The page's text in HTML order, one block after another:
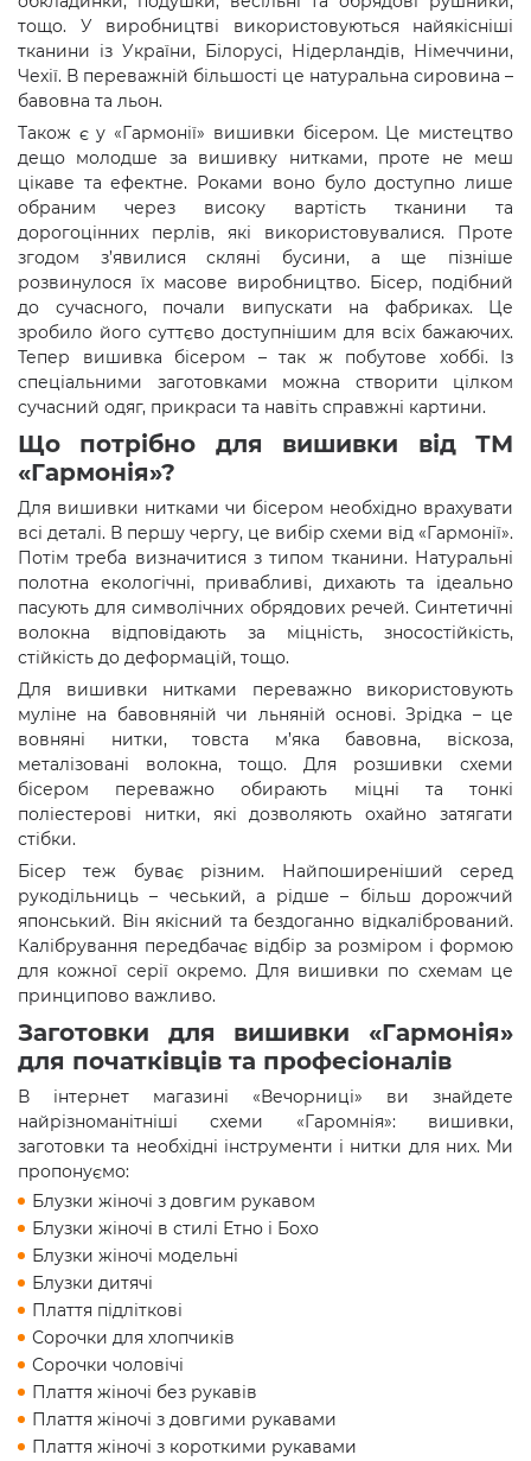
тощо. У виробництві використовуються найякісніші
тканини із України, Білорусі, Нідерландів, Німеччини,
Чехії. В переважній більшості це натуральна сировина –
бавовна та льон.
Також є у «Гармонії» вишивки бісером. Це мистецтво
дещо молодше за вишивку нитками, проте не меш
цікаве та ефектне. Роками воно було доступно лише
обраним через високу вартість тканини та
дорогоцінних перлів, які використовувалися. Проте
згодом з’явилися скляні бусини, а ще пізніше
розвинулося їх масове виробництво. Бісер, подібний
до сучасного, почали випускати на фабриках. Це
зробило його суттєво доступнішим для всіх бажаючих.
Тепер вишивка бісером – так ж побутове хоббі. Із
спеціальними заготовками можна створити цілком
сучасний одяг, прикраси та навіть справжні картини.
Що потрібно для вишивки від ТМ
«Гармонія»?
Для вишивки нитками чи бісером необхідно врахувати
всі деталі. В першу чергу, це вибір схеми від «Гармонії».
Потім треба визначитися з типом тканини. Натуральні
полотна екологічні, привабливі, дихають та ідеально
пасують для символічних обрядових речей. Синтетичні
волокна відповідають за міцність, зносостійкість,
стійкість до деформацій, тощо.
Для вишивки нитками переважно використовують
муліне на бавовняній чи льняній основі. Зрідка – це
вовняні нитки, товста м’яка бавовна, віскоза,
металізовані волокна, тощо. Для розшивки схеми
бісером переважно обирають міцні та тонкі
поліестерові нитки, які дозволяють охайно затягати
стібки.
Бісер теж буває різним. Найпоширеніший серед
рукодільниць – чеський, а рідше – більш дорожчий
японський. Він якісний та бездоганно відкалібрований.
Калібрування передбачає відбір за розміром і формою
для кожної серії окремо. Для вишивки по схемам це
принципово важливо.
Заготовки для вишивки «Гармонія»
для початківців та професіоналів
В інтернет магазині «Вечорниці» ви знайдете
найрізноманітніші схеми «Гаромнія»: вишивки,
заготовки та необхідні інструменти і нитки для них. Ми
пропонуємо:
Блузки жіночі з довгим рукавом
Блузки жіночі в стилі Етно і Бохо
Блузки жіночі модельні
Блузки дитячі
Плаття підліткові
Сорочки для хлопчиків
Сорочки чоловічі
Плаття жіночі без рукавів
Плаття жіночі з довгими рукавами
Плаття жіночі з короткими рукавами